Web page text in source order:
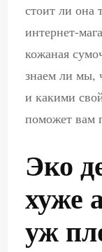
стоит ли она
интернет-
кожаная
знаем ли мы,
и какими
поможет вам
Эко
хуже
уж